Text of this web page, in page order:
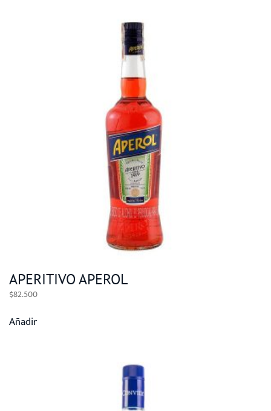
APERITIVO APEROL
$82.500
Añadir